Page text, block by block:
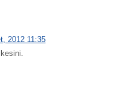
2012 11:35